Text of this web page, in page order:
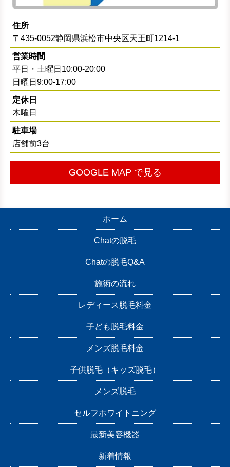
住所
〒435-0052静岡県浜松市中央区天王町1214-1
営業時間
平日・土曜日10:00-20:00
日曜日9:00-17:00
定休日
木曜日
駐車場
店舗前3台
GOOGLE MAP で見る
ホーム
Chatの脱毛
Chatの脱毛Q&A
施術の流れ
レディース脱毛料金
子ども脱毛料金
メンズ脱毛料金
子供脱毛（キッズ脱毛）
メンズ脱毛
セルフホワイトニング
最新美容機器
新着情報